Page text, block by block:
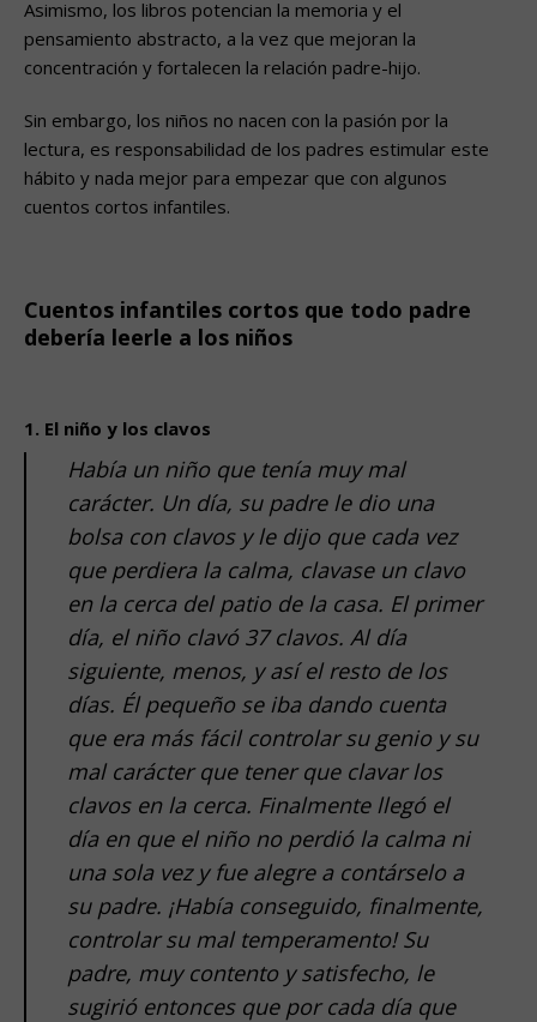
Asimismo, los libros potencian la memoria y el
pensamiento abstracto, a la vez que mejoran la
concentración y fortalecen la relación padre-hijo.
Sin embargo, los niños no nacen con la pasión por la
lectura, es responsabilidad de los padres estimular este
hábito y nada mejor para empezar que con algunos
cuentos cortos infantiles.
Cuentos infantiles cortos que todo padre
debería leerle a los niños
1. El niño y los clavos
Había un niño que tenía muy mal
carácter. Un día, su padre le dio una
bolsa con clavos y le dijo que cada vez
que perdiera la calma, clavase un clavo
en la cerca del patio de la casa. El primer
día, el niño clavó 37 clavos. Al día
siguiente, menos, y así el resto de los
días. Él pequeño se iba dando cuenta
que era más fácil controlar su genio y su
mal carácter que tener que clavar los
clavos en la cerca. Finalmente llegó el
día en que el niño no perdió la calma ni
una sola vez y fue alegre a contárselo a
su padre. ¡Había conseguido, finalmente,
controlar su mal temperamento! Su
padre, muy contento y satisfecho, le
sugirió entonces que por cada día que